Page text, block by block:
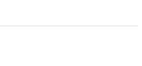
ะกาศรายชื่อผู้มีสิทธิ์สอบสัมภาษณ์ระดับปริ